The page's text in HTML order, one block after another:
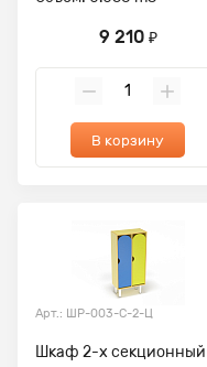
9 210 ₽
В корзину
Арт.: ШР-003-С-2-Ц
Шкаф 2-х секционный